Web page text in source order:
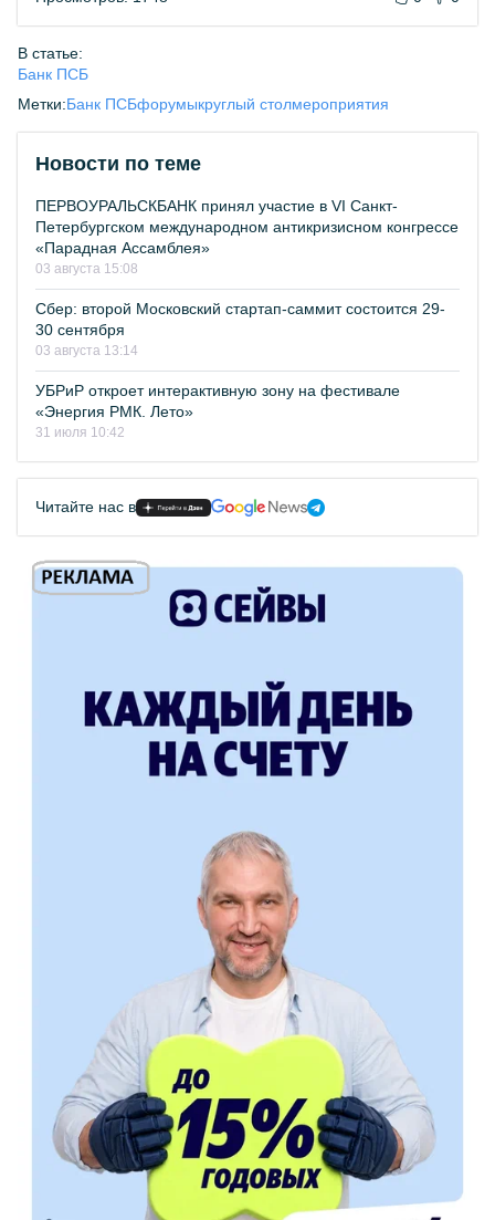
В статье:
Банк ПСБ
Метки:Банк ПСБфорумыкруглый столмероприятия
Новости по теме
ПЕРВОУРАЛЬСКБАНК принял участие в VI Санкт-
Петербургском международном антикризисном конгрессе
«Парадная Ассамблея»
03 августа 15:08
Сбер: второй Московский стартап-саммит состоится 29-
30 сентября
03 августа 13:14
УБРиР откроет интерактивную зону на фестивале
«Энергия РМК. Лето»
31 июля 10:42
Читайте нас в